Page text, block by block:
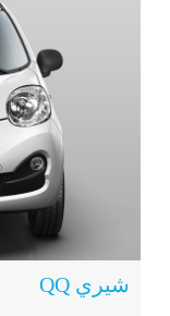
شيري QQ